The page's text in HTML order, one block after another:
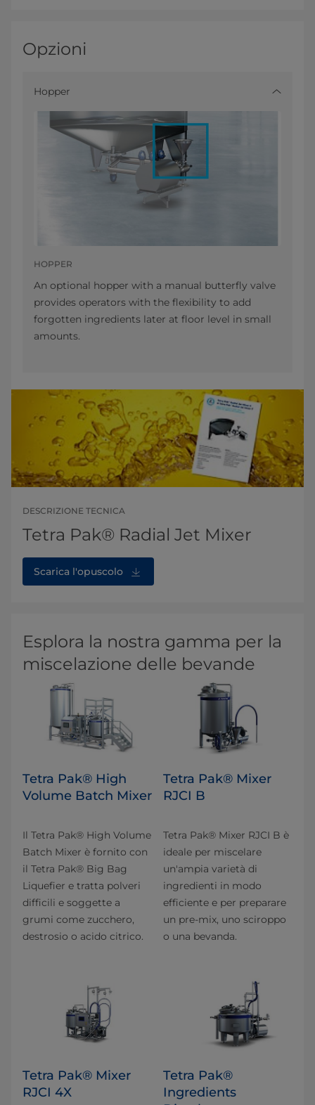
Opzioni
Hopper
HOPPER
An optional hopper with a manual butterfly valve
provides operators with the flexibility to add
forgotten ingredients later at floor level in small
amounts.
DESCRIZIONE TECNICA
Tetra Pak® Radial Jet Mixer
Scarica l'opuscolo
Esplora la nostra gamma per la
miscelazione delle bevande
Tetra Pak® High
Volume Batch Mixer
Il Tetra Pak® High Volume
Batch Mixer è fornito con
il Tetra Pak® Big Bag
Liquefier e tratta polveri
difficili e soggette a
grumi come zucchero,
destrosio o acido citrico.
Tetra Pak® Mixer
RJCI B
Tetra Pak® Mixer RJCI B è
ideale per miscelare
un'ampia varietà di
ingredienti in modo
efficiente e per preparare
un pre-mix, uno sciroppo
o una bevanda.
Tetra Pak® Mixer
RJCI 4X
Tetra Pak®
Ingredients